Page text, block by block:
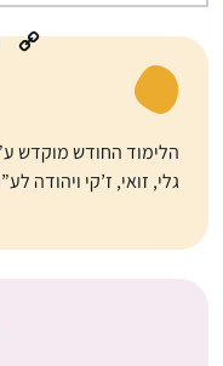
הלימוד החודש מוקדש
גלי, זואי, ז’קי ויהודה